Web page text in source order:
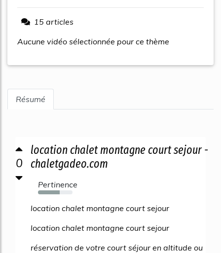
15 articles
Aucune vidéo sélectionnée pour ce thème
Résumé
0
location chalet montagne court sejour -
chaletgadeo.com
Pertinence
63%
location chalet montagne court sejour
location chalet montagne court sejour
réservation de votre court séjour en altitude ou